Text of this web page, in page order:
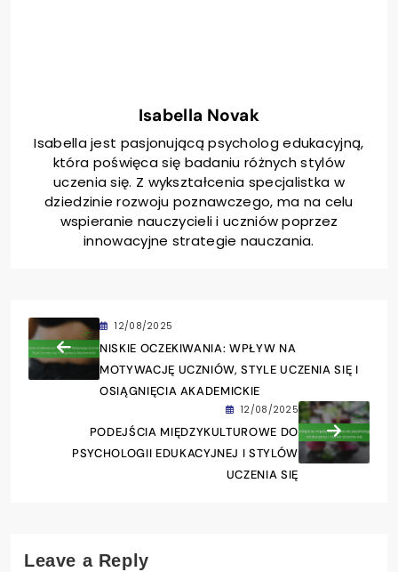
Isabella Novak
Isabella jest pasjonującą psycholog edukacyjną,
która poświęca się badaniu różnych stylów
uczenia się. Z wykształcenia specjalistka w
dziedzinie rozwoju poznawczego, ma na celu
wspieranie nauczycieli i uczniów poprzez
innowacyjne strategie nauczania.
12/08/2025
NISKIE OCZEKIWANIA: WPŁYW NA
MOTYWACJĘ UCZNIÓW, STYLE UCZENIA SIĘ I
OSIĄGNIĘCIA AKADEMICKIE
12/08/2025
PODEJŚCIA MIĘDZYKULTUROWE DO
PSYCHOLOGII EDUKACYJNEJ I STYLÓW
UCZENIA SIĘ
Leave a Reply